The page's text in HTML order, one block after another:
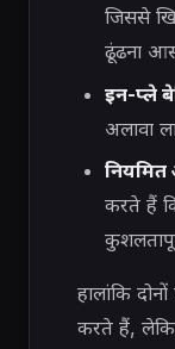
जिससे
ढूंढना
इन-प्ले
अलावा
करते हैं
हालांकि
करते हैं,